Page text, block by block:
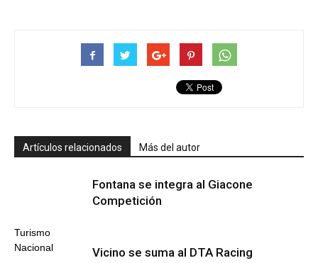
Artículos relacionados Más del autor
Turismo
Nacional
Fontana se integra al Giacone
Competición
Vicino se suma al DTA Racing